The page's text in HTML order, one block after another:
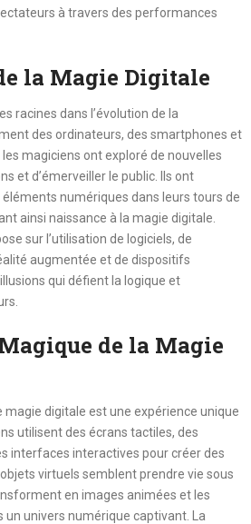
à travers des performances
la Magie Digitale
racines dans l’évolution de la
des ordinateurs, des smartphones et
magiciens ont exploré de nouvelles
et d’émerveiller le public. Ils ont
numériques dans leurs tours de
ainsi naissance à la magie digitale.
sur l’utilisation de logiciels, de
augmentée et de dispositifs
qui défient la logique et
de la Magie
magie digitale est une expérience unique
utilisent des écrans tactiles, des
interfaces interactives pour créer des
virtuels semblent prendre vie sous
en images animées et les
un univers numérique captivant. La